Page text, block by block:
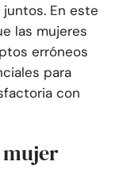
En este
las mujeres
erróneos
para
con
mujer